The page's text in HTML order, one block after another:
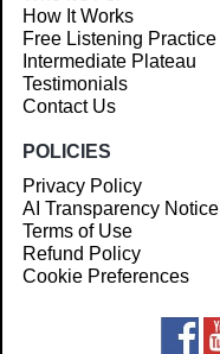
How It Works
Free Listening Practice
Intermediate Plateau
Testimonials
Contact Us
POLICIES
Privacy Policy
AI Transparency Notice
Terms of Use
Refund Policy
Cookie Preferences